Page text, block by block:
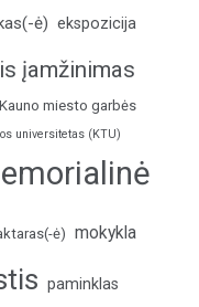
ė) ekspozicija
įamžinimas
Kauno miesto garbės
universitetas (KTU)
ė) mokykla
paminklas